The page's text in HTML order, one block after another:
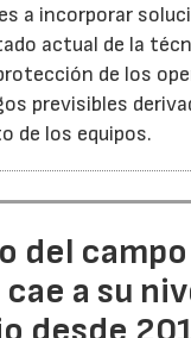
a incorporar
actual de la
de los
previsibles
de los equipos.
del campo
a su